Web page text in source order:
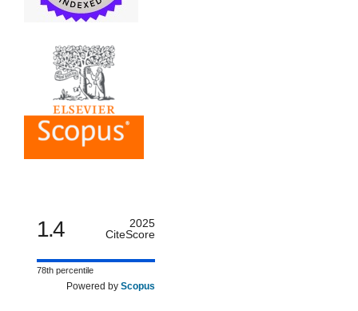
1.4
2025
CiteScore
78th percentile
Powered by Scopus